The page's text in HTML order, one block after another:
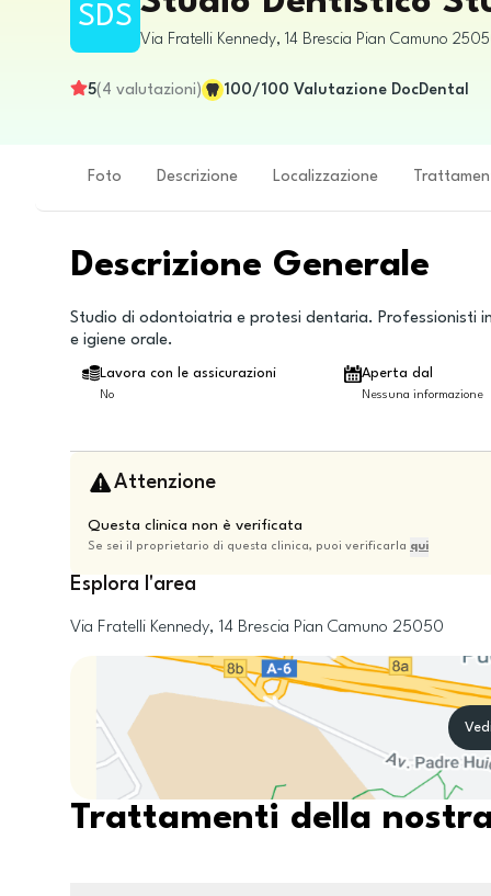
SDS
Via Fratelli Kennedy, 14 Brescia Pian Camuno
5( 4 valutazioni) 100/100 Valutazione DocDental
Foto Descrizione Localizzazione
Descrizione Generale
Studio di odontoiatria e protesi dentaria. Professionisti
e igiene orale.
Lavora con le assicurazioni
No
Aperta dal
Nessuna informazione
Attenzione
Questa clinica non è verificata
Se sei il proprietario di questa clinica, puoi verificarla qui
Esplora l'area
Via Fratelli Kennedy, 14 Brescia Pian Camuno 25050
Trattamenti della